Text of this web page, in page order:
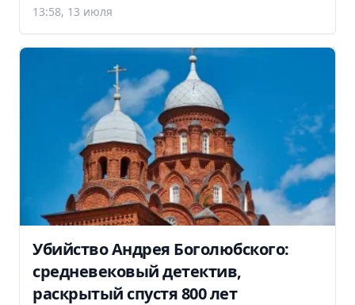
13:58, 13 июля
Убийство Андрея Боголюбского:
средневековый детектив,
раскрытый спустя 800 лет